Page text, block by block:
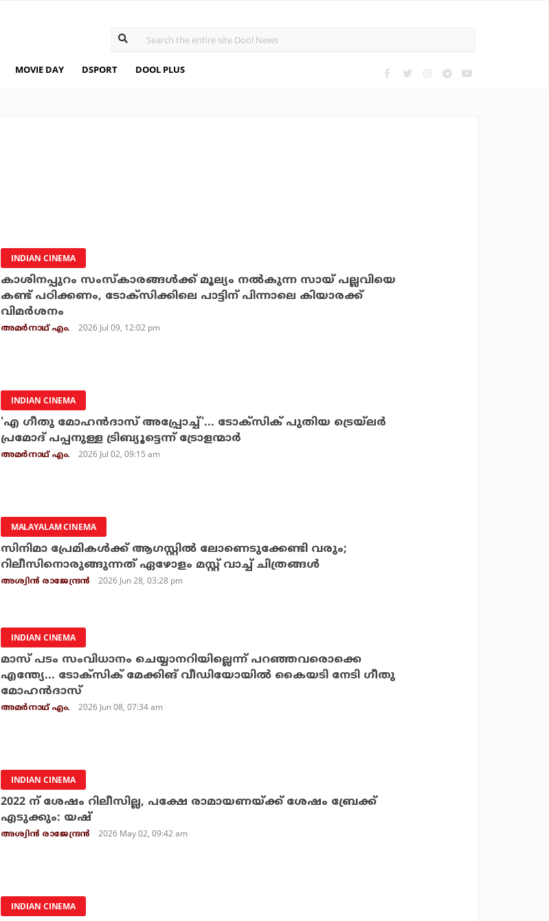
MOVIE DAY DSPORT DOOL PLUS
INDIAN CINEMA
കാശിനപ്പുറം സംസ്‌കാരങ്ങള്‍ക്ക് മൂല്യം നല്‍കുന്ന സായ് പല്ലവിയെ
കണ്ട് പഠിക്കണം, ടോക്‌സിക്കിലെ പാട്ടിന് പിന്നാലെ കിയാരക്ക്
വിമര്‍ശനം
അമര്‍നാഥ് എം. 2026 Jul 09, 12:02 pm
INDIAN CINEMA
'എ ഗീതു മോഹന്‍ദാസ് അപ്പ്രോച്ച്'... ടോക്‌സിക് പുതിയ ട്രെയ്‌ലര്‍
പ്രമോദ് പപ്പനുള്ള ട്രിബ്യൂട്ടെന്ന് ട്രോളന്മാര്‍
അമര്‍നാഥ് എം. 2026 Jul 02, 09:15 am
MALAYALAM CINEMA
സിനിമാ പ്രേമികള്‍ക്ക് ആഗസ്റ്റില്‍ ലോണെടുക്കേണ്ടി വരും;
റിലീസിനൊരുങ്ങുന്നത് ഏഴോളം മസ്റ്റ് വാച്ച് ചിത്രങ്ങള്‍
അശ്വിന്‍ രാജേന്ദ്രന്‍ 2026 Jun 28, 03:28 pm
INDIAN CINEMA
മാസ് പടം സംവിധാനം ചെയ്യാനറിയില്ലെന്ന് പറഞ്ഞവരൊക്കെ
എന്ത്യേ... ടോക്‌സിക് മേക്കിങ് വീഡിയോയില്‍ കൈയടി നേടി ഗീതു
മോഹന്‍ദാസ്
അമര്‍നാഥ് എം. 2026 Jun 08, 07:34 am
INDIAN CINEMA
2022 ന് ശേഷം റിലീസില്ല, പക്ഷേ രാമായണയ്ക്ക് ശേഷം ബ്രേക്ക്
എടുക്കും: യഷ്
അശ്വിന്‍ രാജേന്ദ്രന്‍ 2026 May 02, 09:42 am
INDIAN CINEMA